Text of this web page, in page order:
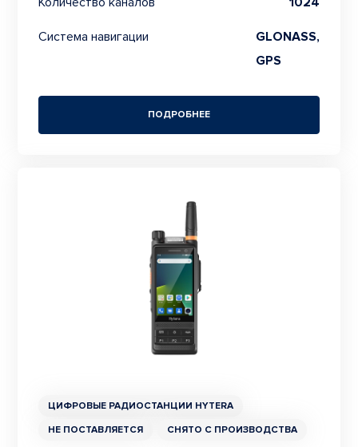
Система навигации
GLONASS,
GPS
ПОДРОБНЕЕ
ЦИФРОВЫЕ РАДИОСТАНЦИИ HYTERA
НЕ ПОСТАВЛЯЕТСЯ
СНЯТО С ПРОИЗВОДСТВА